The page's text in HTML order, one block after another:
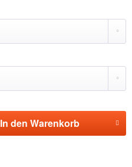
In den Warenkorb